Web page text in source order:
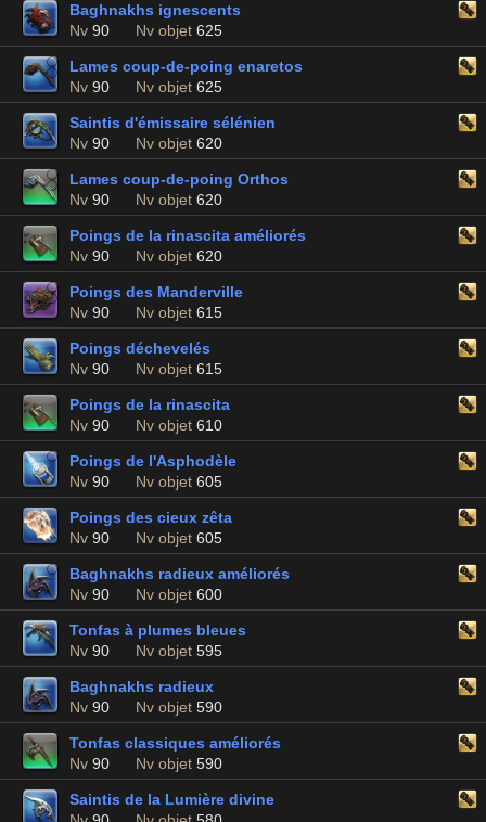
Baghnakhs ignescents
Nv 90 Nv objet 625
Lames coup-de-poing enaretos
Nv 90 Nv objet 625
Saintis d'émissaire sélénien
Nv 90 Nv objet 620
Lames coup-de-poing Orthos
Nv 90 Nv objet 620
Poings de la rinascita améliorés
Nv 90 Nv objet 620
Poings des Manderville
Nv 90 Nv objet 615
Poings déchevelés
Nv 90 Nv objet 615
Poings de la rinascita
Nv 90 Nv objet 610
Poings de l'Asphodèle
Nv 90 Nv objet 605
Poings des cieux zêta
Nv 90 Nv objet 605
Baghnakhs radieux améliorés
Nv 90 Nv objet 600
Tonfas à plumes bleues
Nv 90 Nv objet 595
Baghnakhs radieux
Nv 90 Nv objet 590
Tonfas classiques améliorés
Nv 90 Nv objet 590
Saintis de la Lumière divine